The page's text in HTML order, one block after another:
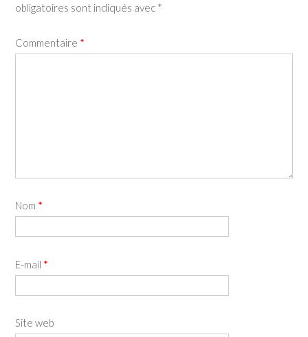
obligatoires sont indiqués avec *
Commentaire *
Nom *
E-mail *
Site web